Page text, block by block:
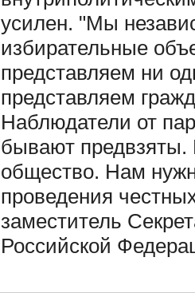
усилен. "Мы
избирательные
представляем ни
представляем
Наблюдатели от
бывают
общество. Нам
проведения
заместитель
Российской